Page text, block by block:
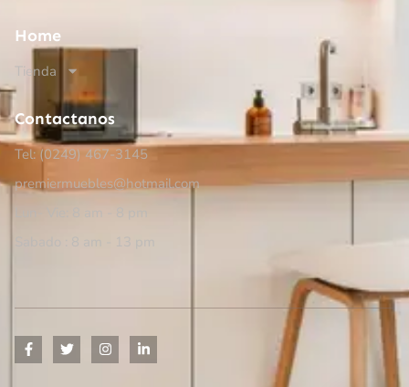
Home
Tienda
Contactanos
Tel: (0249) 467-3145
premiermuebles@hotmail.com
Sabado : 8 am - 13 pm